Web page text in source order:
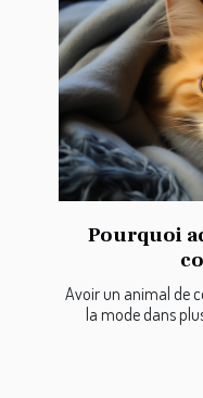
Pourquoi
Avoir un animal de
la mode dans